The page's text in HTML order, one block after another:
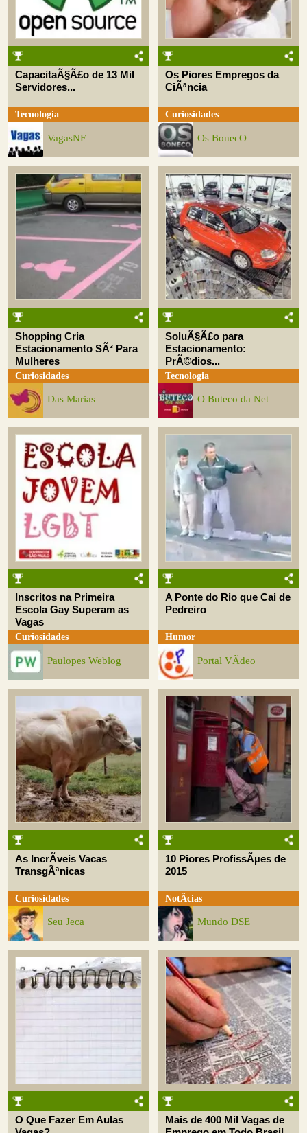
CapacitaÃ§Ã£o de 13 Mil
Servidores...
Tecnologia
VagasNF
Os Piores Empregos da
CiÃªncia
Curiosidades
Os BonecO
Shopping Cria
Estacionamento SÃ³ Para
Mulheres
Curiosidades
Das Marias
SoluÃ§Ã£o para
Estacionamento:
PrÃ©dios...
Tecnologia
O Buteco da Net
Inscritos na Primeira
Escola Gay Superam as
Vagas
Curiosidades
Paulopes Weblog
A Ponte do Rio que Cai de
Pedreiro
Humor
Portal VÃ­deo
As IncrÃ­veis Vacas
TransgÃªnicas
Curiosidades
Seu Jeca
10 Piores ProfissÃµes de
2015
NotÃ­cias
Mundo DSE
O Que Fazer Em Aulas
Mais de 400 Mil Vagas de